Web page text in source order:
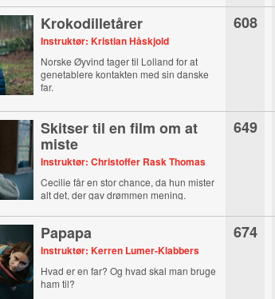
Krokodilletårer
Instruktør: Kristian Håskjold
Norske Øyvind tager til Lolland for at
genetablere kontakten med sin danske
far.
608
Skitser til en film om at
miste
Instruktør: Christoffer Rask Thomas
Cecilie får en stor chance, da hun mister
alt det, der gav drømmen mening.
649
Papapa
Instruktør: Kerren Lumer-Klabbers
Hvad er en far? Og hvad skal man bruge
ham til?
674